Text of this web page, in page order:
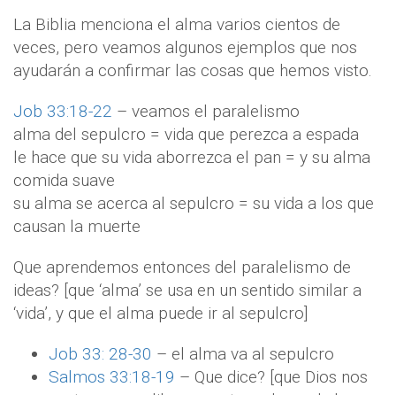
La Biblia menciona el alma varios cientos de
veces, pero veamos algunos ejemplos que nos
ayudarán a confirmar las cosas que hemos visto.
Job 33:18-22 – veamos el paralelismo
alma del sepulcro = vida que perezca a espada
le hace que su vida aborrezca el pan = y su alma
comida suave
su alma se acerca al sepulcro = su vida a los que
causan la muerte
Que aprendemos entonces del paralelismo de
ideas? [que ‘alma’ se usa en un sentido similar a
‘vida’, y que el alma puede ir al sepulcro]
Job 33: 28-30 – el alma va al sepulcro
Salmos 33:18-19 – Que dice? [que Dios nos